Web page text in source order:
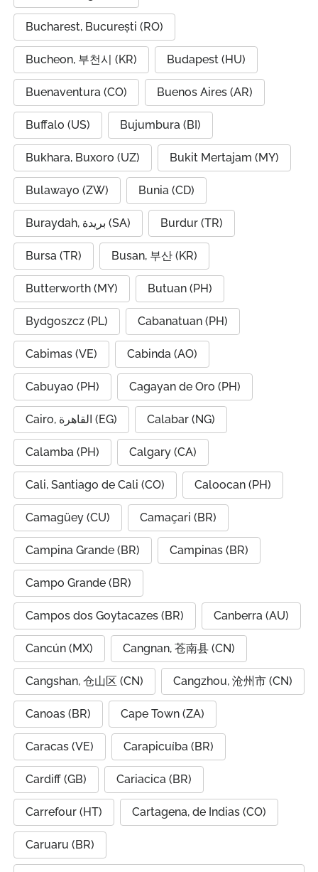
Bucharest, București (RO)
Bucheon, 부천시 (KR) Budapest (HU)
Buenaventura (CO) Buenos Aires (AR)
Buffalo (US) Bujumbura (BI)
Bukhara, Buxoro (UZ) Bukit Mertajam (MY)
Bulawayo (ZW) Bunia (CD)
Buraydah, بريدة (SA) Burdur (TR)
Bursa (TR) Busan, 부산 (KR)
Butterworth (MY) Butuan (PH)
Bydgoszcz (PL) Cabanatuan (PH)
Cabimas (VE) Cabinda (AO)
Cabuyao (PH) Cagayan de Oro (PH)
Cairo, القاهرة (EG) Calabar (NG)
Calamba (PH) Calgary (CA)
Cali, Santiago de Cali (CO) Caloocan (PH)
Camagüey (CU) Camaçari (BR)
Campina Grande (BR) Campinas (BR)
Campo Grande (BR)
Campos dos Goytacazes (BR) Canberra (AU)
Cancún (MX) Cangnan, 苍南县 (CN)
Cangshan, 仓山区 (CN) Cangzhou, 沧州市 (CN)
Canoas (BR) Cape Town (ZA)
Caracas (VE) Carapicuíba (BR)
Cardiff (GB) Cariacica (BR)
Carrefour (HT) Cartagena, de Indias (CO)
Caruaru (BR)